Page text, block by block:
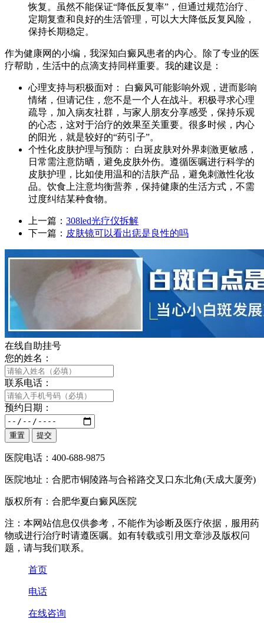
恢复。虽然不能保证“降低反复率”，但通过规范治疗、
定期复查和良好的生活管理，可以大大降低反复风险，
保持长期稳定。
作为健康网的小编，我深知白癜风患者的内心。除了专业的医
疗帮助，生活中的点滴支持同样重要。我的建议是：
心理支持与积极面对： 白癜风可能影响外观，进而影响
情绪，但请记住，您不是一个人在战斗。积极寻求心理
疏导，加入病友社群，与家人朋友分享感受，保持乐观
的心态，这对于治疗的效果至关重要。很多时候，内心
的阳光，就是较好的“药引子”。
个性化皮肤护理与预防： 白斑皮肤对外界刺激更敏感，
日常需注意防晒，避免皮肤外伤。遵循医嘱进行科学的
皮肤护理，比如使用温和的洁肤产品，避免刺激性化妆
品。饮食上注意均衡营养，保持健康的生活方式，不需
过度纠结某种食物。
上一篇： 308led光疗仪拆解
下一篇： 皮肤镜可以看出痣是良性的吗
在线自助挂号
您的姓名：
联系电话：
预约日期：
医院电话：400-688-9875
医院地址：合肥市铜陵路与合裕路交叉口东北角(天成大厦旁)
版权所有：合肥华夏白癜风医院
注：本网站信息仅供参考，不能作为诊断及医疗依据，服用药
物或进行治疗时请遵医嘱。如有转载或引用文章涉及版权问
题，请与我们联系。
首页
电话
在线咨询